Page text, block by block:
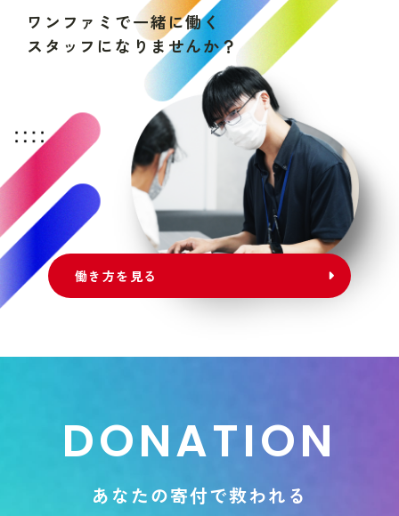
ワ ン フ ァ ミ で一緒に働く
ス タ ッ フ にな りま せんか？
働き方を見る
DONATION
あ な たの寄付で救われ る